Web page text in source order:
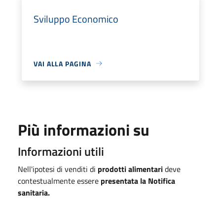
Sviluppo Economico
VAI ALLA PAGINA
Più informazioni su
Informazioni utili
Nell'ipotesi di venditi di prodotti alimentarideve
contestualmente essere presentata la Notifica
sanitaria.